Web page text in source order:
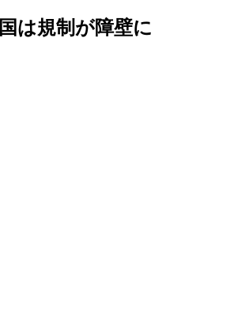
は規制が障壁に